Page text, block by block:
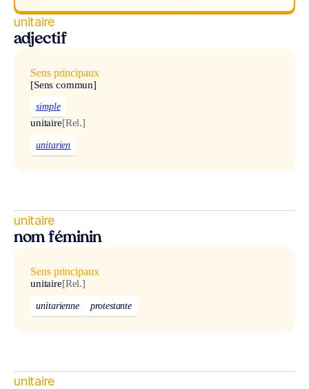
unitaire
adjectif
Sens principaux
[Sens commun]
simple
unitaire[Rel.]
unitarien
unitaire
nom féminin
Sens principaux
unitaire[Rel.]
unitarienne protestante
unitaire